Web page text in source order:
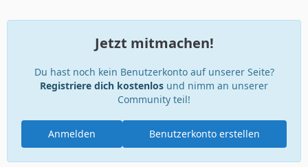
Jetzt mitmachen!
Du hast noch kein Benutzerkonto auf unserer Seite?
Registriere dich kostenlos und nimm an unserer
Community teil!
Benutzerkonto erstellen
Anmelden